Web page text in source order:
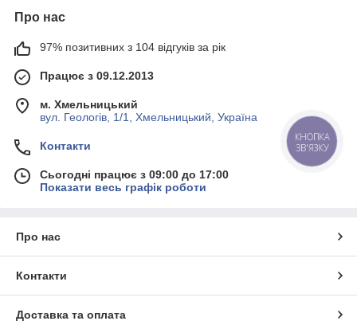
Про нас
97% позитивних з 104 відгуків за рік
Працює з 09.12.2013
м. Хмельницький
вул. Геологів, 1/1, Хмельницький, Україна
Контакти
Сьогодні працює з 09:00 до 17:00
Показати весь графік роботи
Про нас
Контакти
Доставка та оплата
КНОПКА
ЗВ'ЯЗКУ